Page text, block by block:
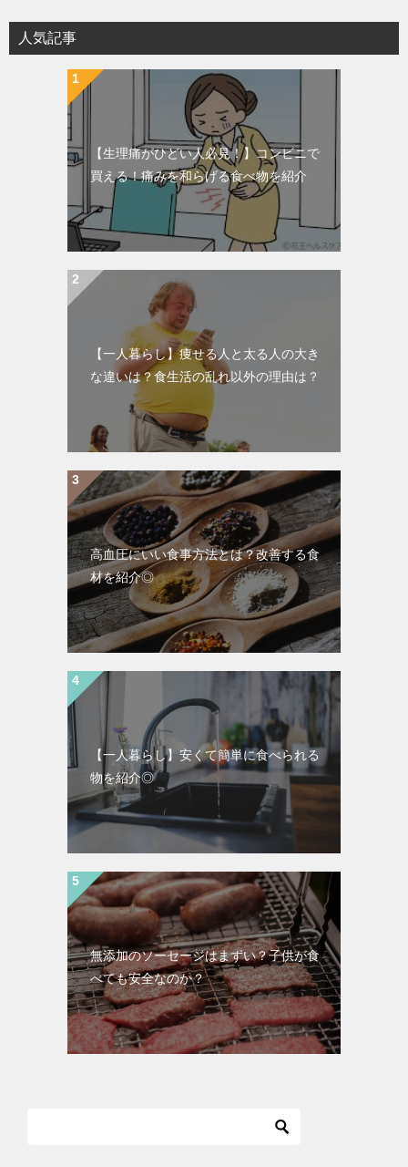
人気記事
【生理痛がひどい人必見！】コンビニで
買える！痛みを和らげる食べ物を紹介
【一人暮らし】痩せる人と太る人の大き
な違いは？食生活の乱れ以外の理由は？
高血圧にいい食事方法とは？改善する食
材を紹介◎
【一人暮らし】安くて簡単に食べられる
物を紹介◎
無添加のソーセージはまずい？子供が食
べても安全なのか？